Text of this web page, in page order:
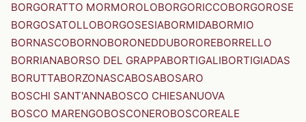
BORGORATTO MORMOROLOBORGORICCOBORGOROSE
BORGOSATOLLOBORGOSESIABORMIDABORMIO
BORNASCOBORNOBORONEDDUBOROREBORRELLO
BORRIANABORSO DEL GRAPPABORTIGALIBORTIGIADAS
BORUTTABORZONASCABOSABOSARO
BOSCHI SANT'ANNABOSCO CHIESANUOVA
BOSCO MARENGOBOSCONEROBOSCOREALE